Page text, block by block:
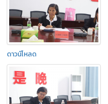
ดาวน์โหลด